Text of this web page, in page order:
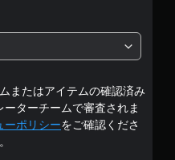
中
の
4
.
またはアイテムの確認済み
ターチームで審査されま
ーポリシーをご確認くださ